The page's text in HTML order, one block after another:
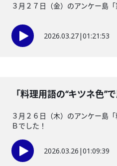
３月２７日（金）のアンケー島
2026.03.27|01:21:53
「料理用語の“キツネ色”
３月２６日（木）のアンケー島
Ｂでした！
2026.03.26 |01:09:39